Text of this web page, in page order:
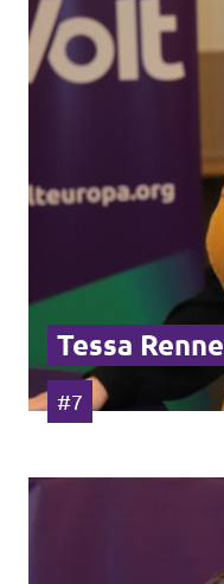
Tessa Renne
#7